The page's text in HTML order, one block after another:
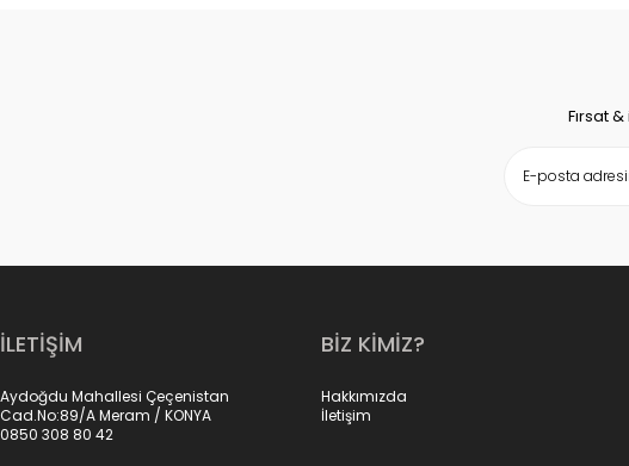
Fırsat
İLETİŞİM
Aydoğdu Mahallesi Çeçenistan
Cad.No:89/A Meram / KONYA
0850 308 80 42
BİZ KİMİZ?
Hakkımızda
İletişim